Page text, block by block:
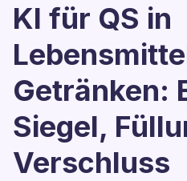
KI für QS in
Getränken:
Siegel,
Verschluss